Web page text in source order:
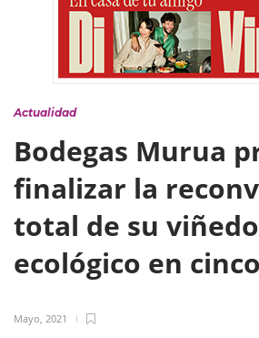
Actualidad
Bodegas Murua
finalizar la
total de su
ecológico en
Mayo, 2021